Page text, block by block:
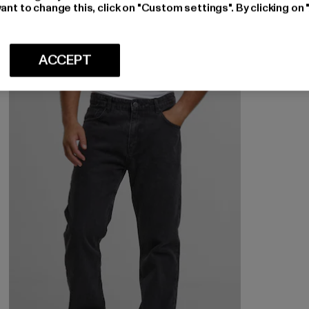
fra373,35 DKK
Nuværende pris: Fra 373,35 DKK
-17%
to change this, click on "Custom settings". By clicking
ACCEPT